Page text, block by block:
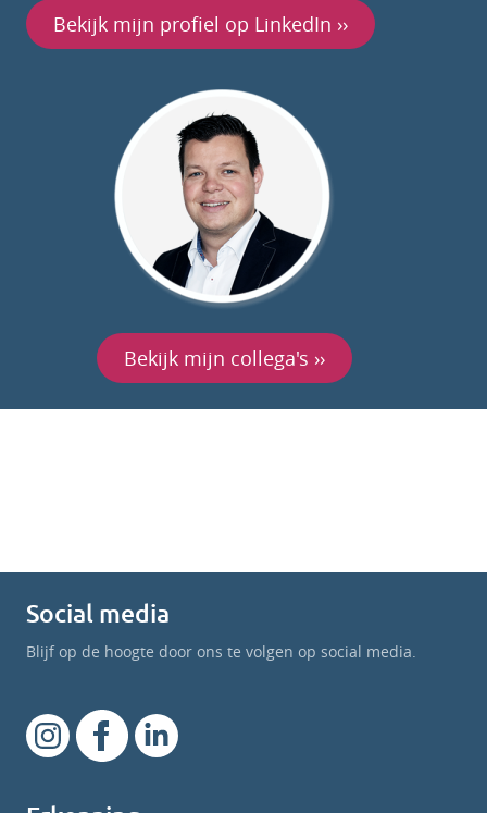
Bekijk mijn profiel op LinkedIn ››
Bekijk mijn collega's ››
Social media
Blijf op de hoogte door ons te volgen op social media.